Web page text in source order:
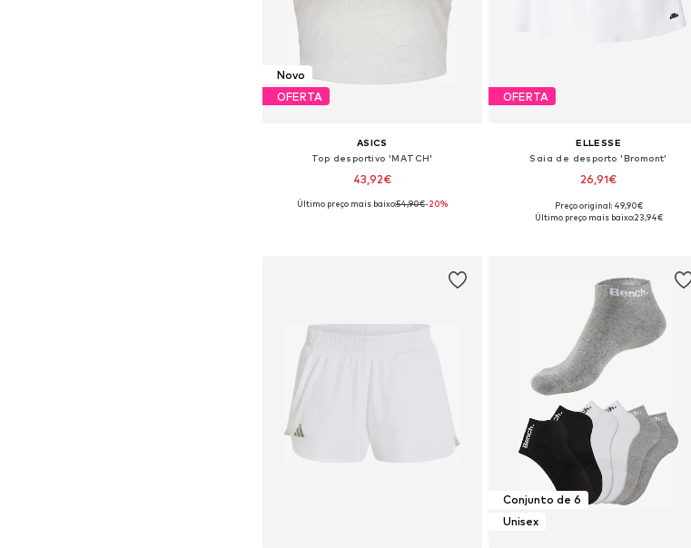
Novo
OFERTA
ASICS
Top desportivo 'MATCH'
43,92€
Tamanhos disponíveis: XS, S, M, L
Último preço mais baixo:54,90€-20%
OFERTA
ELLESSE
Saia de desporto 'Bromont'
26,91€
Tamanhos disponíveis: 38, 40, 42, 44, 46
Preço original: 49,90€
Último preço mais baixo:23,94€
Conjunto de 6
Unisex